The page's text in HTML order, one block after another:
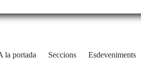
la portada Seccions Esdeveniments